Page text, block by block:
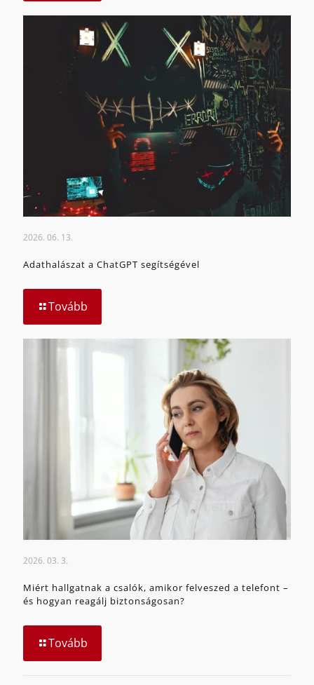
2026. 06. 13.
Adathalászat a ChatGPT segítségével
Tovább
2026. 03. 3.
Miért hallgatnak a csalók, amikor felveszed a telefont –
és hogyan reagálj biztonságosan?
Tovább